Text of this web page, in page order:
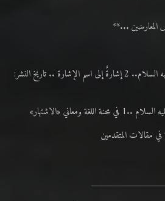
...**
رأي في لغة المسيح الموعود عليه السلام.. 2 إشارةٌ إلى اسم الإشارة .. تاريخ النشر:
ومعاني «الاشتهار»
مقالات المتقدمين